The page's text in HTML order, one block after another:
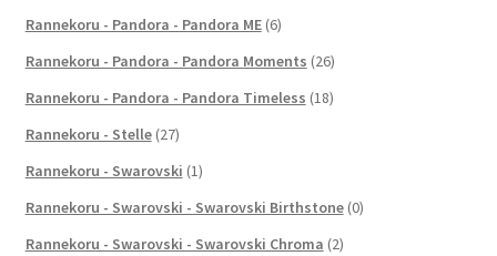
Rannekoru - Pandora - Pandora ME (6)
Rannekoru - Pandora - Pandora Moments (26)
Rannekoru - Pandora - Pandora Timeless (18)
Rannekoru - Stelle (27)
Rannekoru - Swarovski (1)
Rannekoru - Swarovski - Swarovski Birthstone (0)
Rannekoru - Swarovski - Swarovski Chroma (2)